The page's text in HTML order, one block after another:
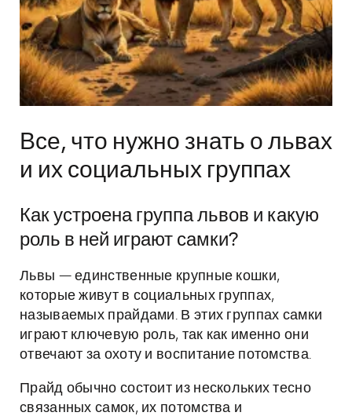
Все, что нужно знать о львах
и их социальных группах
Как устроена группа львов и какую
роль в ней играют самки?
Львы — единственные крупные кошки,
которые живут в социальных группах,
называемых прайдами. В этих группах самки
играют ключевую роль, так как именно они
отвечают за охоту и воспитание потомства.
Прайд обычно состоит из нескольких тесно
связанных самок, их потомства и